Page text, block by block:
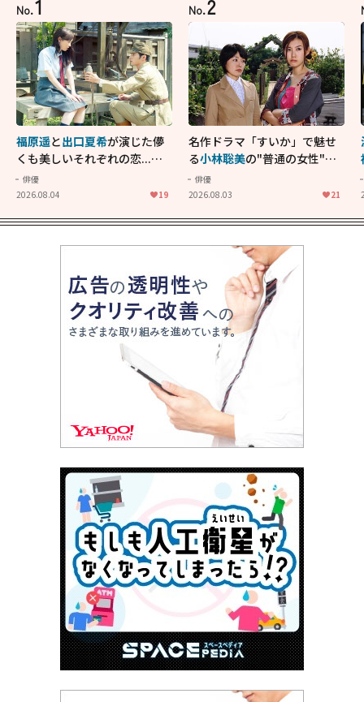
No.1
福原遥と出口夏希が演じた儚
くも美しいそれぞれの恋...生
きることの尊さを教えてくれ
た映画「あの花が咲く丘で、
俳優
2026.08.04
19
No.2
名作ドラマ「すいか」で魅せ
る小林聡美の"普通の女性"が
大人に刺さる...映画「かもめ
食堂」にも通じる静かな芝居
俳優
2026.08.03
21